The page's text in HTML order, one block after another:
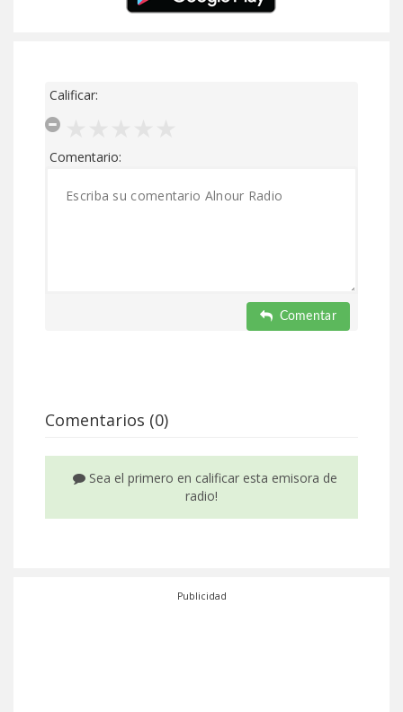
Calificar:
Comentario:
Comentar
Comentarios (0)
Sea el primero en calificar esta emisora de
radio!
Publicidad